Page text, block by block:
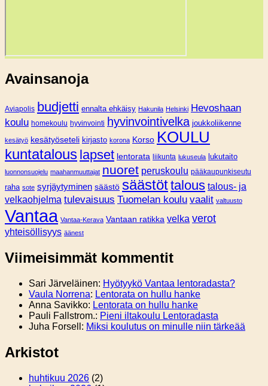
Avainsanoja
Aviapolis budjetti ennalta ehkäisy Hakunila Helsinki Hevoshaan
koulu homekoulu hyvinvointi hyvinvointivelka joukkoliikenne
kesätyö kesätyöseteli kirjasto korona Korso KOULU
kuntatalous lapset lentorata liikunta lukuseula lukutaito
luonnonsuojelu maahanmuuttajat nuoret peruskoulu pääkaupunkiseutu
raha sote syrjäytyminen säästö säästöttalous talous- ja
velkaohjelma tulevaisuus Tuomelan koulu vaalit valtuusto
Vantaa Vantaa-Kerava Vantaan ratikka velka verot
yhteisöllisyys äänest
Viimeisimmät kommentit
Sari Järveläinen: Hyötyykö Vantaa lentoradasta?
Vaula Norrena: Lentorata on hullu hanke
Anna Savikko: Lentorata on hullu hanke
Pauli Fallstrom.: Pieni iltakoulu Lentoradasta
Juha Forsell : Miksi koulutus on minulle niin tärkeää
Arkistot
huhtikuu 2026 (2)